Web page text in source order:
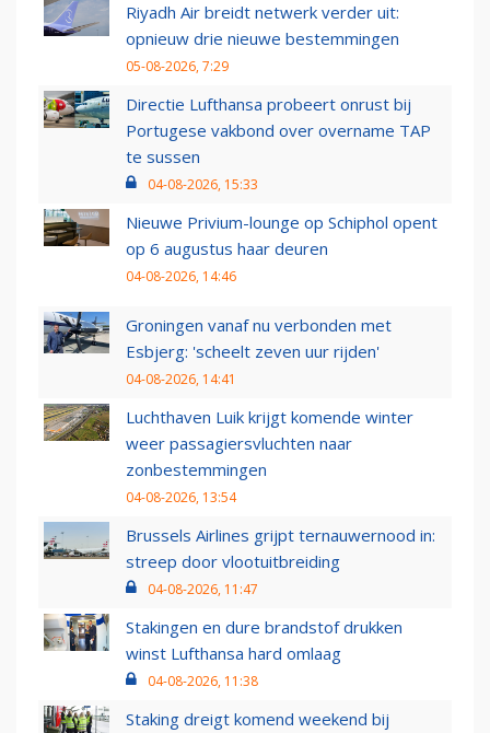
Riyadh Air breidt netwerk verder uit:
opnieuw drie nieuwe bestemmingen
05-08-2026, 7:29
Directie Lufthansa probeert onrust bij
Portugese vakbond over overname TAP
te sussen
04-08-2026, 15:33
Nieuwe Privium-lounge op Schiphol opent
op 6 augustus haar deuren
04-08-2026, 14:46
Groningen vanaf nu verbonden met
Esbjerg: 'scheelt zeven uur rijden'
04-08-2026, 14:41
Luchthaven Luik krijgt komende winter
weer passagiersvluchten naar
zonbestemmingen
04-08-2026, 13:54
Brussels Airlines grijpt ternauwernood in:
streep door vlootuitbreiding
04-08-2026, 11:47
Stakingen en dure brandstof drukken
winst Lufthansa hard omlaag
04-08-2026, 11:38
Staking dreigt komend weekend bij